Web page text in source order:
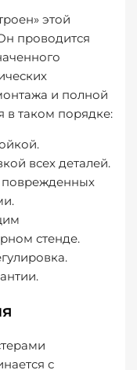
этой
проводится
и полной
в таком порядке:
всех деталей.
поврежденных
стенде.
с